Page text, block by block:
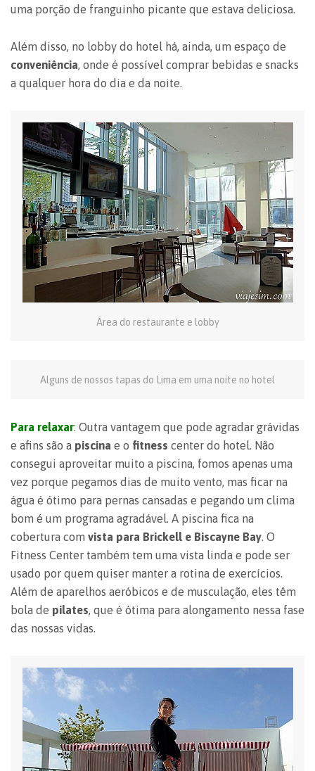
uma porção de franguinho picante que estava deliciosa.
Além disso, no lobby do hotel há, ainda, um espaço de
conveniência , onde é possível comprar bebidas e snacks
a qualquer hora do dia e da noite.
Área do restaurante e lobby
Alguns de nossos tapas do Lima em uma noite no hotel
Para relaxar: Outra vantagem que pode agradar grávidas
e afins são a piscina e o fitness center do hotel. Não
consegui aproveitar muito a piscina, fomos apenas uma
vez porque pegamos dias de muito vento, mas ficar na
água é ótimo para pernas cansadas e pegando um clima
bom é um programa agradável. A piscina fica na
cobertura com vista para Brickell e Biscayne Bay. O
Fitness Center também tem uma vista linda e pode ser
usado por quem quiser manter a rotina de exercícios.
Além de aparelhos aeróbicos e de musculação, eles têm
bola de pilates, que é ótima para alongamento nessa fase
das nossas vidas.